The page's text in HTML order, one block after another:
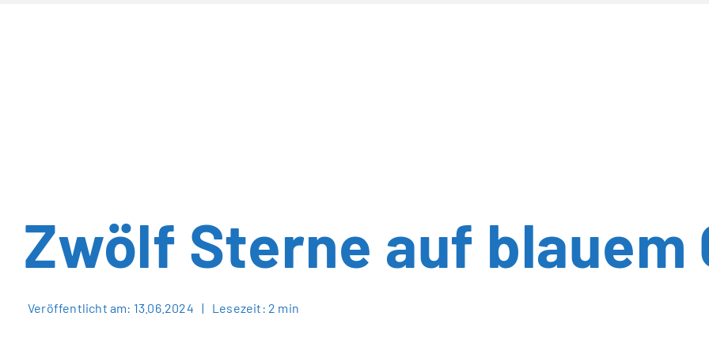
Zwölf Sterne auf blauem
Veröffentlicht am: 13.06.2024 | Lesezeit: 2 min